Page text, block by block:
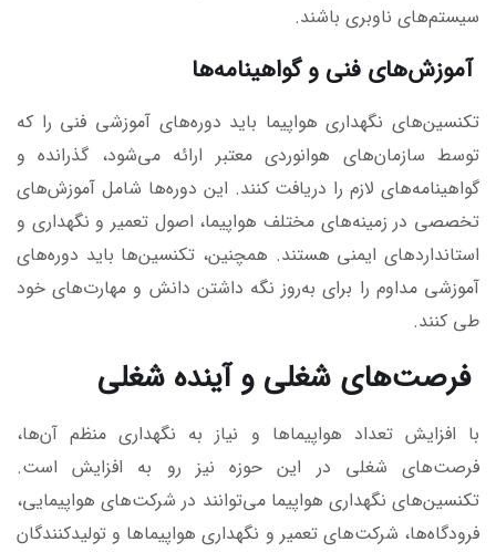
سیستم‌های ناوبری باشند.
آموزش‌های فنی و گواهینامه‌ها
تکنسین‌های نگهداری هواپیما باید دوره‌های آموزشی فنی را که
توسط سازمان‌های هوانوردی معتبر ارائه می‌شود، گذرانده و
گواهینامه‌های لازم را دریافت کنند. این دوره‌ها شامل آموزش‌های
تخصصی در زمینه‌های مختلف هواپیما، اصول تعمیر و نگهداری و
استانداردهای ایمنی هستند. همچنین، تکنسین‌ها باید دوره‌های
آموزشی مداوم را برای به‌روز نگه داشتن دانش و مهارت‌های خود
طی کنند.
فرصت‌های شغلی و آینده شغلی
با افزایش تعداد هواپیماها و نیاز به نگهداری منظم آن‌ها،
فرصت‌های شغلی در این حوزه نیز رو به افزایش است.
تکنسین‌های نگهداری هواپیما می‌توانند در شرکت‌های هواپیمایی،
فرودگاه‌ها، شرکت‌های تعمیر و نگهداری هواپیماها و تولیدکنندگان